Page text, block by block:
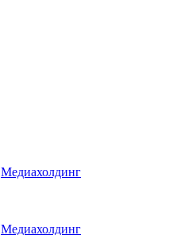
Медиахолдинг
Медиахолдинг